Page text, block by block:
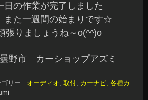
日の作業が完了しました
また一週間の始まりです☆
張りましょうね～o(^^)o
野市 カーショップアズミ
リー : オーディオ, 取付, カーナビ, 各種カ